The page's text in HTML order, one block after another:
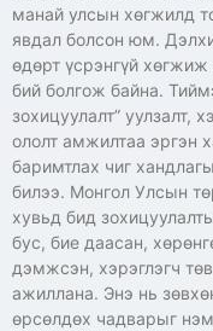
манай улсын хөгжилд
явдал болсон юм.
өдөрт үсрэнгүй
бий болгож байна.
зохицуулалт” уулзалт,
ололт амжилтаа эргэн
баримтлах чиг
билээ. Монгол Улсын
хувьд бид
бус, бие даасан,
дэмжсэн, хэрэглэгч
ажиллана. Энэ нь
өрсөлдөх чадварыг